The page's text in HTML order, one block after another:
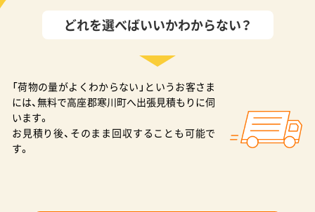
どれを選べばいいかわからない？
「荷物の量がよくわからない」というお客さま
には、無料で高座郡寒川町へ出張見積もりに伺
います。
お見積り後、そのまま回収することも可能で
す。